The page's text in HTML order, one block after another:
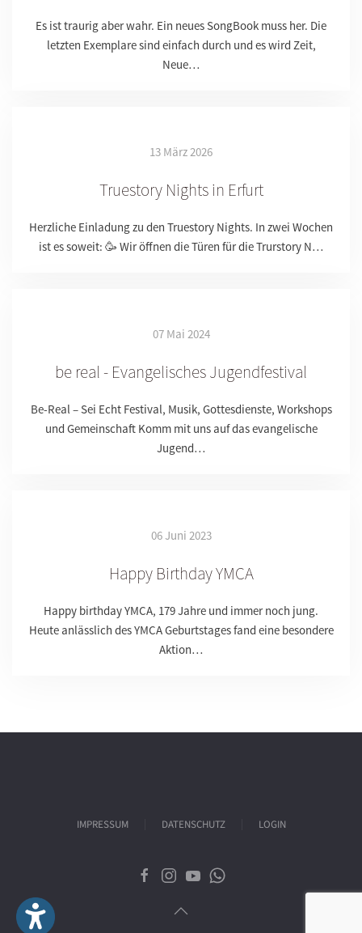
Es ist traurig aber wahr. Ein neues SongBook muss her. Die
letzten Exemplare sind einfach durch und es wird Zeit,
Neue…
13 März 2026
Truestory Nights in Erfurt
Herzliche Einladung zu den Truestory Nights. In zwei Wochen
ist es soweit: 🥳 Wir öffnen die Türen für die Trurstory N…
07 Mai 2024
be real - Evangelisches Jugendfestival
Be-Real – Sei Echt Festival, Musik, Gottesdienste, Workshops
und Gemeinschaft Komm mit uns auf das evangelische
Jugend…
06 Juni 2023
Happy Birthday YMCA
Happy birthday YMCA, 179 Jahre und immer noch jung.
Heute anlässlich des YMCA Geburtstages fand eine besondere
Aktion…
IMPRESSUM DATENSCHUTZ LOGIN